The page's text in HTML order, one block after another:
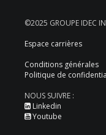
©2025 GROUPE IDEC
Espace carrières
Conditions générales
Politique de
NOUS SUIVRE :
Linkedin
Youtube